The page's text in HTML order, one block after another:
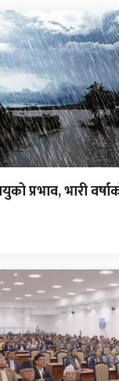
प्रभाव, भारी